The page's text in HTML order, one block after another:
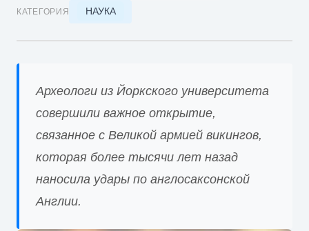
КАТЕГОРИЯ НАУКА
Археологи из Йоркского университета
совершили важное открытие,
связанное с Великой армией викингов,
которая более тысячи лет назад
наносила удары по англосаксонской
Англии.